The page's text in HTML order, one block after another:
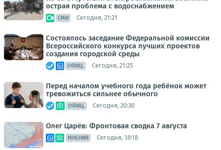
острая проблема с водоснабжением
СМИ Сегодня, 21:21
Состоялось заседание Федеральной комиссии
Всероссийского конкурса лучших проектов
создания городской среды
ОФИЦ. Сегодня, 21:25
Перед началом учебного года ребёнок может
тревожиться сильнее обычного
ОФИЦ. Сегодня, 20:30
Олег Царёв: Фронтовая сводка 7 августа
МНЕНИЯ Сегодня, 18:18